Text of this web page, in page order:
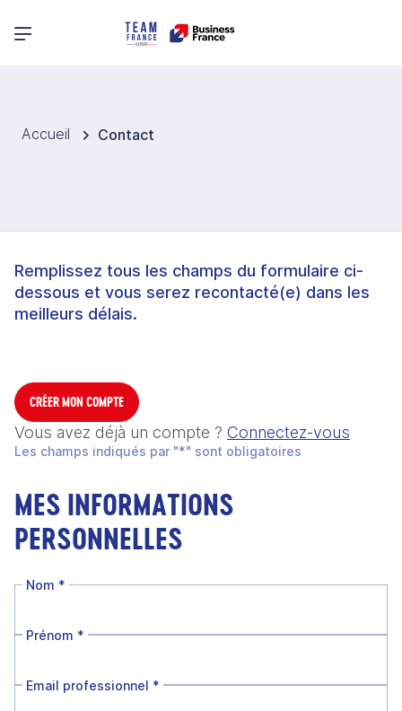
Menu principal
Accueil Contact
Remplissez tous les champs du formulaire ci-
dessous et vous serez recontacté(e) dans les
meilleurs délais.
CRÉER MON COMPTE
Vous avez déjà un compte ? Connectez-vous
Les champs indiqués par "*" sont obligatoires
MES INFORMATIONS
PERSONNELLES
Nom *
Prénom *
Email professionnel *